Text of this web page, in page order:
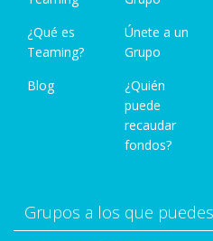
¿Qué es
Teaming?
Blog
Únete a un
Grupo
¿Quién
puede
recaudar
fondos?
Grupos a los que